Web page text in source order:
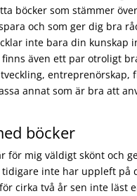
böcker som stämmer
och som ger dig bra
inte bara din kunskap
även ett par otroligt
entreprenörskap,
annat som är bra att
böcker
för mig väldigt skönt och
inte har uppleft på
cirka två år sen inte läst